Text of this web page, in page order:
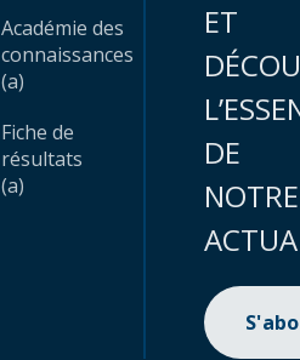
Académie des
connaissances
(a)
Fiche de
résultats
(a)
ET
DE
NOTRE